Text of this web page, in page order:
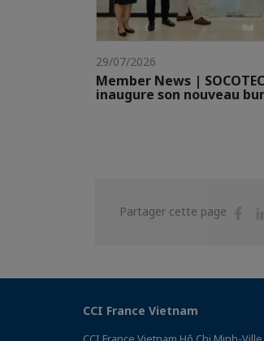
29/07/2026
Member News |
inaugure son nouveau
Partager cette page
CCI France Vietnam